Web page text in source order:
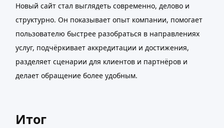
Новый сайт стал выглядеть современно, делово и
структурно. Он показывает опыт компании, помогает
пользователю быстрее разобраться в направлениях
услуг, подчёркивает аккредитации и достижения,
разделяет сценарии для клиентов и партнёров и
делает обращение более удобным.
Итог